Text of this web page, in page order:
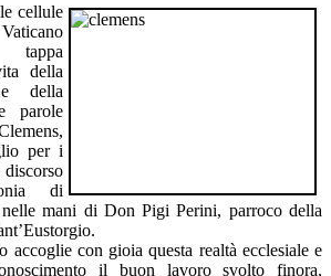
cellule
della
della
parole
per i
di
nelle mani di Don Pigi Perini, parroco della
con gioia questa realtà ecclesiale e
il buon lavoro svolto finora,